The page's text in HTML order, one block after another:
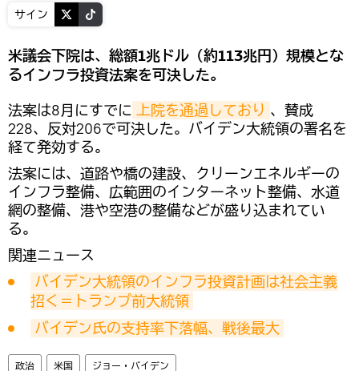
サイン
米議会下院は、総額1兆ドル（約113兆円）規模とな
るインフラ投資法案を可決した。
法案は8月にすでに 上院を通過しており 、賛成
228、反対206で可決した。バイデン大統領の署名を
経て発効する。
法案には、道路や橋の建設、クリーンエネルギーの
インフラ整備、広範囲のインターネット整備、水道
網の整備、港や空港の整備などが盛り込まれてい
る。
関連ニュース
バイデン大統領のインフラ投資計画は社会主義
招く＝トランプ前大統領
バイデン氏の支持率下落幅、戦後最大
政治 米国 ジョー・バイデン